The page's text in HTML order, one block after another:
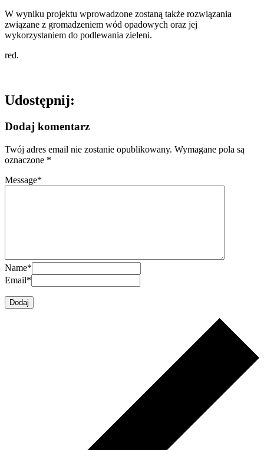
W wyniku projektu wprowadzone zostaną także rozwiązania
związane z gromadzeniem wód opadowych oraz jej
wykorzystaniem do podlewania zieleni.
red.
Udostępnij:
Dodaj komentarz
Twój adres email nie zostanie opublikowany. Wymagane pola są
oznaczone *
Message*
Name*
Email*